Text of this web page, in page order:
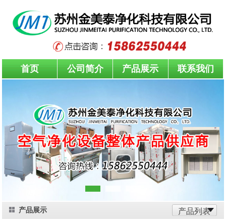
首页 公司简介 产品展示 联系我们
产品展示 产品列表